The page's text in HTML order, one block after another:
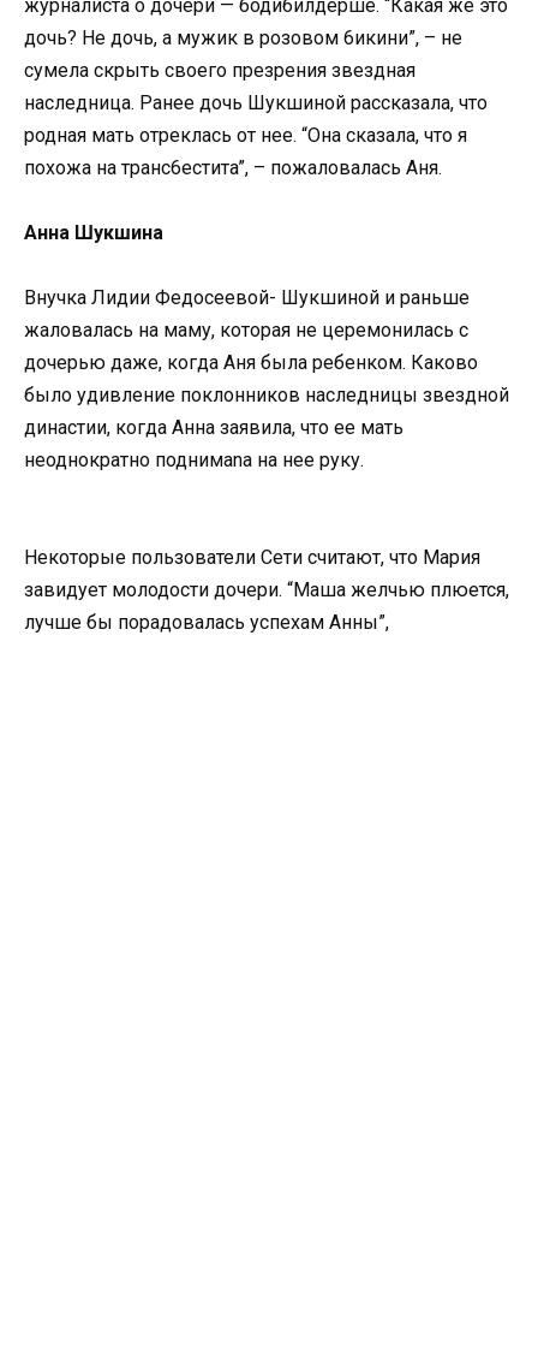
журналиста о дочери — бодибилдерше. “Какая же это
дочь? Не дочь, а мужик в розовом 6икини”, – не
сумела скрыть своего презрения звездная
наследница. Ранее дочь Шукшиной рассказала, что
родная мать отреклась от нее. “Она сказала, что я
похожа на тpанc6еститa”, – пожаловалась Аня.
Анна Шукшина
Внучка Лидии Федосеевой- Шукшиной и раньше
жаловалась на маму, которая не церемонилась с
дочерью даже, когда Аня была ребенком. Каково
было удивление поклонников наследницы звездной
династии, когда Анна заявила, что ее мать
неоднократно поднимаnа на нее руку.
Некоторые пользователи Сети считают, что Мария
завидует молодости дочери. “Маша желчью плюется,
лучше бы порадовалась успехам Анны”,